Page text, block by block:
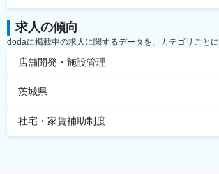
求人の傾向
dodaに掲載中の求人に関するデータを、カテゴリごとに
店舗開発・施設管理
茨城県
社宅・家賃補助制度